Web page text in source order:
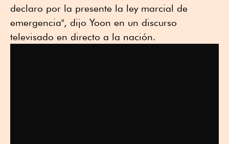
declaro por la presente la ley marcial de
emergencia", dijo Yoon en un discurso
televisado en directo a la nación.